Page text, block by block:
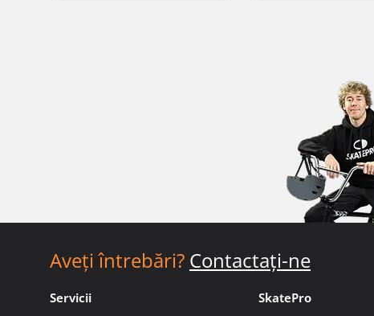
Aveți întrebări? Contactați-ne
Servicii SkatePro